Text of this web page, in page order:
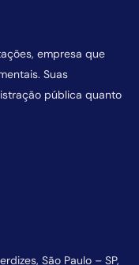
empresa que
Suas
pública quanto
São Paulo – SP,